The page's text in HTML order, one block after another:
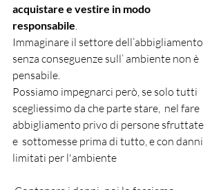
acquistare e vestire in modo
responsabile.
Immaginare il settore dell’abbigliamento
senza conseguenze sull’ ambiente non è
pensabile.
Possiamo impegnarci però, se solo tutti
scegliessimo da che parte stare,  nel fare
abbigliamento privo di persone sfruttate
e  sottomesse prima di tutto, e con danni
limitati per l'ambiente